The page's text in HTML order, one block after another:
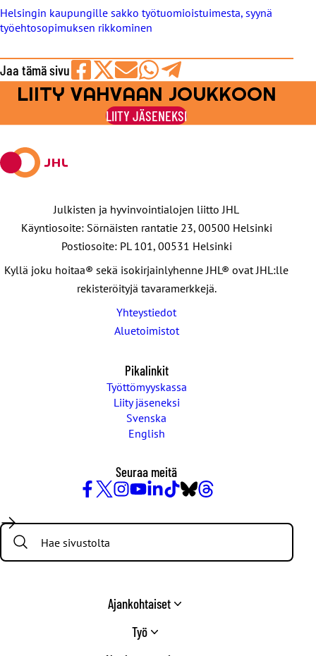
Helsingin kaupungille sakko työtuomioistuimesta, syynä
työehtosopimuksen rikkominen
Jaa tämä sivu
Jaa
Facebookissa
Jaa
viestipalvelu
X:ssä
Jaa
sähköpostilla
Jaa
WhatsAppilla
Jaa
Telegramilla
LIITY VAHVAAN JOUKKOON
LIITY JÄSENEKSI
Julkisten ja hyvinvointialojen liitto JHL
Käyntiosoite: Sörnäisten rantatie 23, 00500 Helsinki
Postiosoite: PL 101, 00531 Helsinki
Kyllä joku hoitaa® sekä isokirjainlyhenne JHL® ovat JHL:lle
rekisteröityjä tavaramerkkejä.
Yhteystiedot
Aluetoimistot
Pikalinkit
Työttömyyskassa
Liity jäseneksi
Svenska
English
Seuraa meitä
/
Twitter
Search:
Ajankohtaiset
Työ